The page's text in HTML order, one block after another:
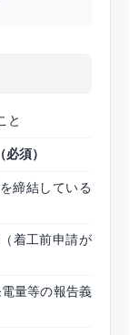
と
須）
締結している
着工前申請が
量等の報告義